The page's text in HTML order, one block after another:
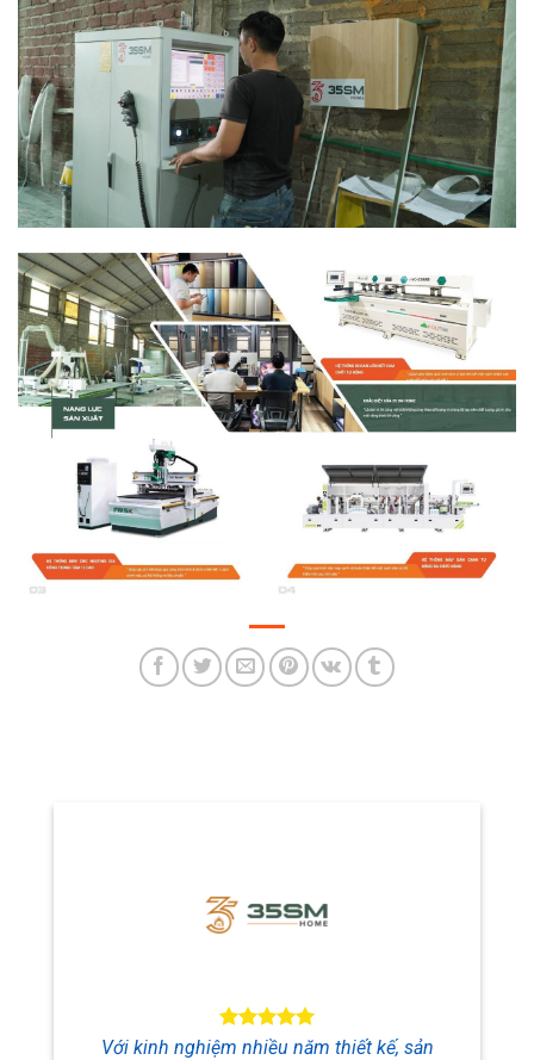
Với kinh nghiệm nhiều năm thiết kế, sản